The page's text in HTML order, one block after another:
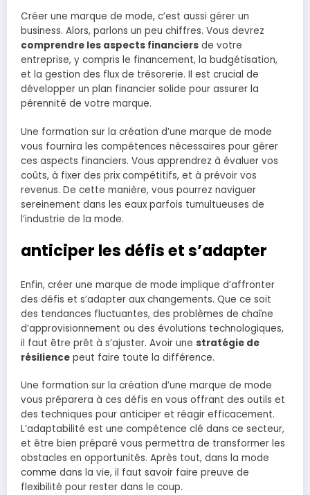
Créer une marque de mode, c’est aussi gérer un
business. Alors, parlons un peu chiffres. Vous devrez
comprendre les aspects financiers de votre
entreprise, y compris le financement, la budgétisation,
et la gestion des flux de trésorerie. Il est crucial de
développer un plan financier solide pour assurer la
pérennité de votre marque.
Une formation sur la création d’une marque de mode
vous fournira les compétences nécessaires pour gérer
ces aspects financiers. Vous apprendrez à évaluer vos
coûts, à fixer des prix compétitifs, et à prévoir vos
revenus. De cette manière, vous pourrez naviguer
sereinement dans les eaux parfois tumultueuses de
l’industrie de la mode.
anticiper les défis et s’adapter
Enfin, créer une marque de mode implique d’affronter
des défis et s’adapter aux changements. Que ce soit
des tendances fluctuantes, des problèmes de chaîne
d’approvisionnement ou des évolutions technologiques,
il faut être prêt à s’ajuster. Avoir une stratégie de
résilience peut faire toute la différence.
Une formation sur la création d’une marque de mode
vous préparera à ces défis en vous offrant des outils et
des techniques pour anticiper et réagir efficacement.
L’adaptabilité est une compétence clé dans ce secteur,
et être bien préparé vous permettra de transformer les
obstacles en opportunités. Après tout, dans la mode
comme dans la vie, il faut savoir faire preuve de
flexibilité pour rester dans le coup.